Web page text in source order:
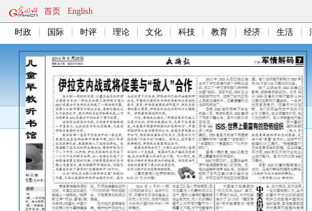
首页 English
时政 国际 时评 理论 文化 科技 教育 经济 生活